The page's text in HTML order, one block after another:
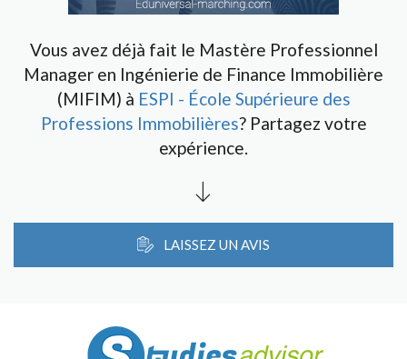
Vous avez déjà fait le Mastère Professionnel
Manager en Ingénierie de Finance Immobilière
(MIFIM) à ESPI - École Supérieure des
Professions Immobilières? Partagez votre
expérience.
LAISSEZ UN AVIS